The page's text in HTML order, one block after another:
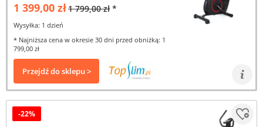
1 399,00 zł1 799,00 zł *
Wysyłka: 1 dzień
* Najniższa cena w okresie 30 dni przed obniżką: 1
799,00 zł
Przejdź do sklepu >
-22%